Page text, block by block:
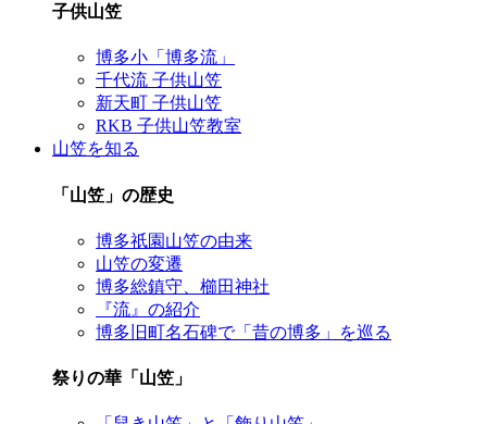
子供山笠
博多小「博多流」
千代流 子供山笠
新天町 子供山笠
RKB 子供山笠教室
山笠を知る
「山笠」の歴史
博多祇園山笠の由来
山笠の変遷
博多総鎮守、櫛田神社
『流』の紹介
博多旧町名石碑で「昔の博多」を巡る
祭りの華「山笠」